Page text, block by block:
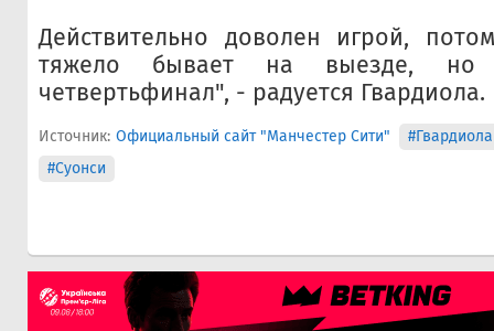
Действительно доволен игрой,
тяжело бывает на выезде,
четвертьфинал", - радуется Гвардиола.
Источник: Официальный сайт "Манчестер Сити"
#Гвардиола
#Суонси